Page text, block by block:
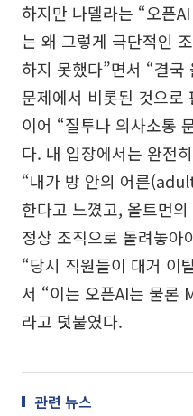
하지만 나델라는 “오픈
는 왜 그렇게 극단적인
하지 못했다”면서 “결
문제에서 비롯된 것으로
이어 “질투나 의사소통
다. 내 입장에서는 완전
“내가 방 안의 어른
한다고 느꼈고, 올트먼
정상 조직으로 돌려놓아
“당시 직원들이 대거 이
서 “이는 오픈AI는 물론
라고 덧붙였다.
관련 뉴스